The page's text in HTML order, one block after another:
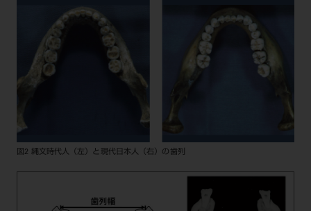
図2 縄文時代人（左）と現代日本人（右）の歯列